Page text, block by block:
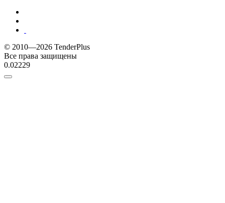
© 2010—2026 TenderPlus
Все права защищены
0.02229